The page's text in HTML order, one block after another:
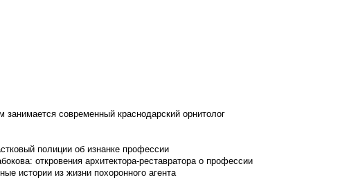
современный краснодарский орнитолог
полиции об изнанке профессии
откровения архитектора-реставратора о профессии
истории из жизни похоронного агента